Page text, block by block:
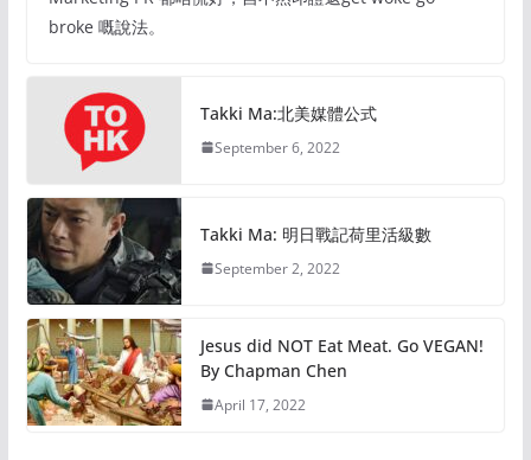
broke 嘅說法。
Takki Ma:北美媒體公式
September 6, 2022
Takki Ma: 明日戰記荷里活級數
September 2, 2022
Jesus did NOT Eat Meat. Go VEGAN!
By Chapman Chen
April 17, 2022